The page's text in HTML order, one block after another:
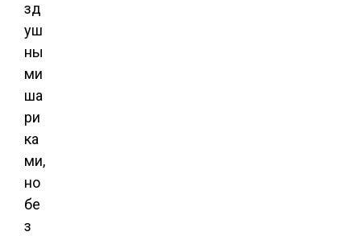
зд
уш
ны
ми
ша
ри
ка
ми,
но
бе
з